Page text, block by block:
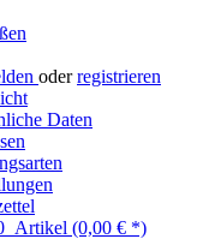
oderregistrieren
Daten
Artikel (0,00 € *)